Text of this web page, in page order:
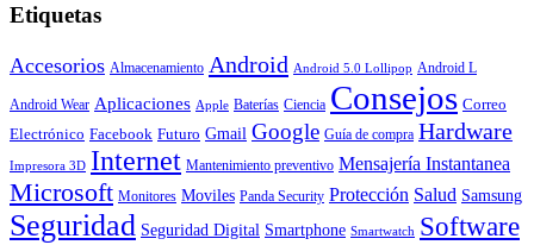
Etiquetas
Accesorios Almacenamiento Android Android 5.0 Lollipop Android L
Android Wear Aplicaciones Apple Baterías Ciencia Consejos Correo
Electrónico Facebook Futuro Gmail Google Guía de compra Hardware
Impresora 3D Internet Mantenimiento preventivo Mensajería Instantanea
Microsoft Monitores Moviles Panda Security Protección Salud Samsung
Seguridad Seguridad Digital Smartphone Smartwatch Software